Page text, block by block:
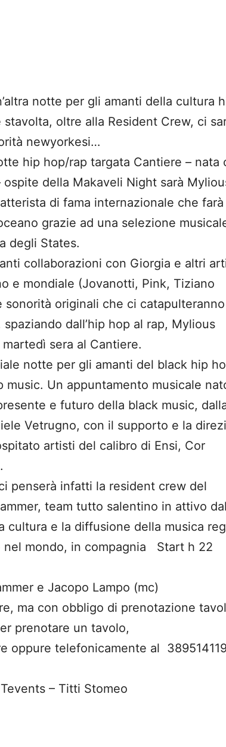
notte per gli amanti della cultura
oltre alla Resident Crew, ci
newyorkesi…
hip hop/rap targata Cantiere – nata
della Makaveli Night sarà
di fama internazionale che farà
grazie ad una selezione
degli States.
collaborazioni con Giorgia e altri
e mondiale (Jovanotti, Pink, Tiziano
sonorità originali che ci catapulteranno
dall’hip hop al rap, Mylious
sera al Cantiere.
notte per gli amanti del black hip
music. Un appuntamento musicale
e futuro della black music,
Vetrugno, con il supporto e la
artisti del calibro di Ensi, Cor
penserà infatti la resident crew del
team tutto salentino in attivo dal
cultura e la diffusione della musica
nel mondo, in compagnia Start h 22
e Jacopo Lampo (mc)
ma con obbligo di prenotazione
prenotare un tavolo,
oppure telefonicamente al
– Titti Stomeo